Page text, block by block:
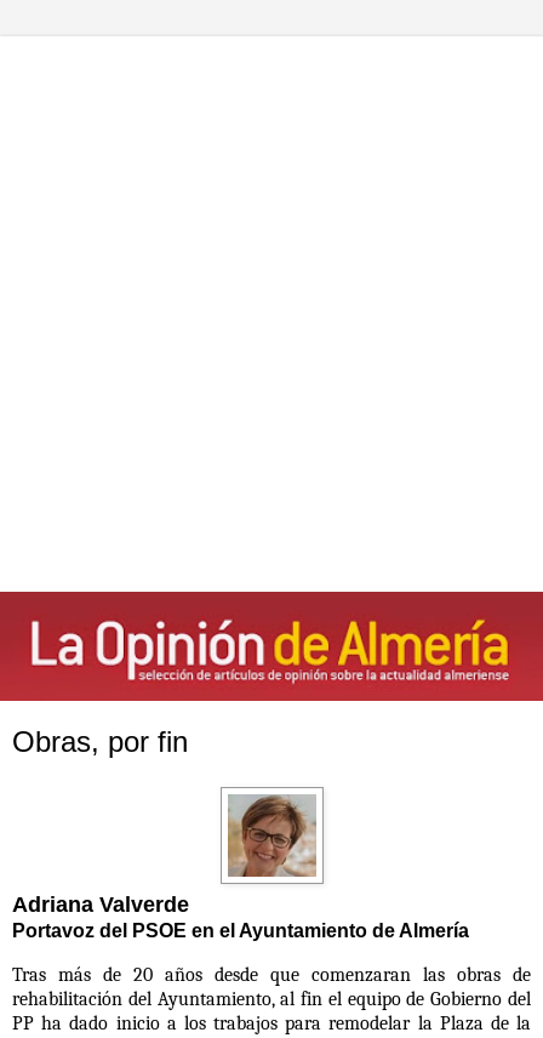
Obras, por fin
Adriana Valverde
Portavoz del PSOE en el Ayuntamiento de Almería
Tras más de 20 años desde que comenzaran las obras de
rehabilitación del Ayuntamiento, al fin el equipo de Gobierno del
PP ha dado inicio a los trabajos para remodelar la Plaza de la